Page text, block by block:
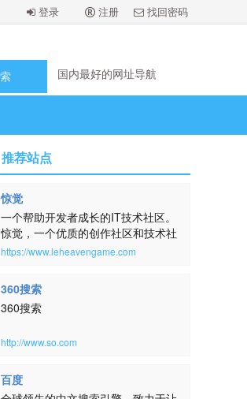
登录 注册 找回密码
国内最好的网址导航
国内最好的网址导航
推荐站点
惊觉
一个帮助开发者成长的IT技术社区。
惊觉，一个优质的创作社区和技术社
区，在这里，用户每天都可以在这里
程、设计、硬件、游戏等令人激动的
话题。本网站取自：横钗整鬓，倚醉
唱清词，房户静，酒杯深。帘幕明残
溪·韵高格妙》
https://www.leheavengame.com
360搜索
360搜索
http://www.so.com
百度